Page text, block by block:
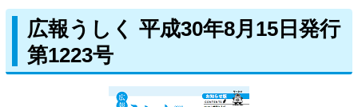
広報うしく 平成30年8月15日発行
第1223号